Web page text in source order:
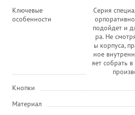
Ключевые
особенности
Серия
подойдет и
ра. Не
ы корпуса,
ное
яет собрать
Кнопки
Материал